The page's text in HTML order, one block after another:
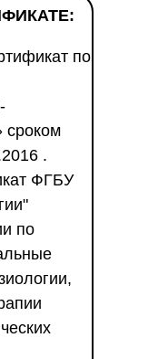
по
сроком
.
ФГБУ
по